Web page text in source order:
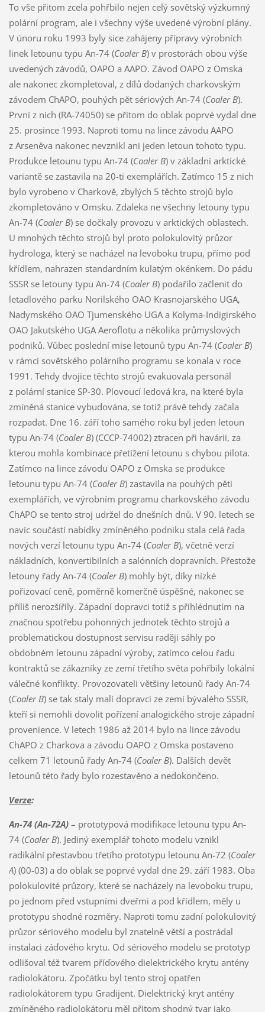
To vše přitom zcela pohřbilo nejen celý sovětský výzkumný
polární program, ale i všechny výše uvedené výrobní plány.
V únoru roku 1993 byly sice zahájeny přípravy výrobních
linek letounu typu An-74 (Coaler B) v prostorách obou výše
uvedených závodů, OAPO a AAPO. Závod OAPO z Omska
ale nakonec zkompletoval, z dílů dodaných charkovským
závodem ChAPO, pouhých pět sériových An-74 (Coaler B).
První z nich (RA-74050) se přitom do oblak poprvé vydal dne
25. prosince 1993. Naproti tomu na lince závodu AAPO
z Arseněva nakonec nevznikl ani jeden letoun tohoto typu.
Produkce letounu typu An-74 (Coaler B) v základní arktické
variantě se zastavila na 20-ti exemplářích. Zatímco 15 z nich
bylo vyrobeno v Charkově, zbylých 5 těchto strojů bylo
zkompletováno v Omsku. Zdaleka ne všechny letouny typu
An-74 (Coaler B) se dočkaly provozu v arktických oblastech.
U mnohých těchto strojů byl proto polokulovitý průzor
hydrologa, který se nacházel na levoboku trupu, přímo pod
křídlem, nahrazen standardním kulatým okénkem. Do pádu
SSSR se letouny typu An-74 (Coaler B) podařilo začlenit do
letadlového parku Norilského OAO Krasnojarského UGA,
Nadymského OAO Tjumenského UGA a Kolyma-Indigirského
OAO Jakutského UGA Aeroflotu a několika průmyslových
podniků. Vůbec poslední mise letounů typu An-74 (Coaler B)
v rámci sovětského polárního programu se konala v roce
1991. Tehdy dvojice těchto strojů evakuovala personál
z polární stanice SP-30. Plovoucí ledová kra, na které byla
zmíněná stanice vybudována, se totiž právě tehdy začala
rozpadat. Dne 16. září toho samého roku byl jeden letoun
typu An-74 (Coaler B) (CCCP-74002) ztracen při havárii, za
kterou mohla kombinace přetížení letounu s chybou pilota.
Zatímco na lince závodu OAPO z Omska se produkce
letounu typu An-74 (Coaler B) zastavila na pouhých pěti
exemplářích, ve výrobním programu charkovského závodu
ChAPO se tento stroj udržel do dnešních dnů. V 90. letech se
navíc součástí nabídky zmíněného podniku stala celá řada
nových verzí letounu typu An-74 (Coaler B), včetně verzí
nákladních, konvertibilních a salónních dopravních. Přestože
letouny řady An-74 (Coaler B) mohly být, díky nízké
pořizovací ceně, poměrně komerčně úspěšné, nakonec se
příliš nerozšířily. Západní dopravci totiž s přihlédnutím na
značnou spotřebu pohonných jednotek těchto strojů a
problematickou dostupnost servisu raději sáhly po
obdobném letounu západní výroby, zatímco celou řadu
kontraktů se zákazníky ze zemí třetího světa pohřbily lokální
válečné konflikty. Provozovateli většiny letounů řady An-74
(Coaler B) se tak staly malí dopravci ze zemí bývalého SSSR,
kteří si nemohli dovolit pořízení analogického stroje západní
provenience. V letech 1986 až 2014 bylo na lince závodu
ChAPO z Charkova a závodu OAPO z Omska postaveno
celkem 71 letounů řady An-74 (Coaler B). Dalších devět
letounů této řady bylo rozestavěno a nedokončeno.
Verze:
An-74 (An-72A) – prototypová modifikace letounu typu An-
74 (Coaler B). Jediný exemplář tohoto modelu vznikl
radikální přestavbou třetího prototypu letounu An-72 (Coaler
A) (00-03) a do oblak se poprvé vydal dne 29. září 1983. Oba
polokulovité průzory, které se nacházely na levoboku trupu,
po jednom před vstupními dveřmi a pod křídlem, měly u
prototypu shodné rozměry. Naproti tomu zadní polokulovitý
průzor sériového modelu byl znatelně větší a postrádal
instalaci záďového krytu. Od sériového modelu se prototyp
odlišoval též tvarem příďového dielektrického krytu antény
radiolokátoru. Zpočátku byl tento stroj opatřen
radiolokátorem typu Gradijent. Dielektrický kryt antény
zmíněného radiolokátoru měl přitom shodný tvar jako